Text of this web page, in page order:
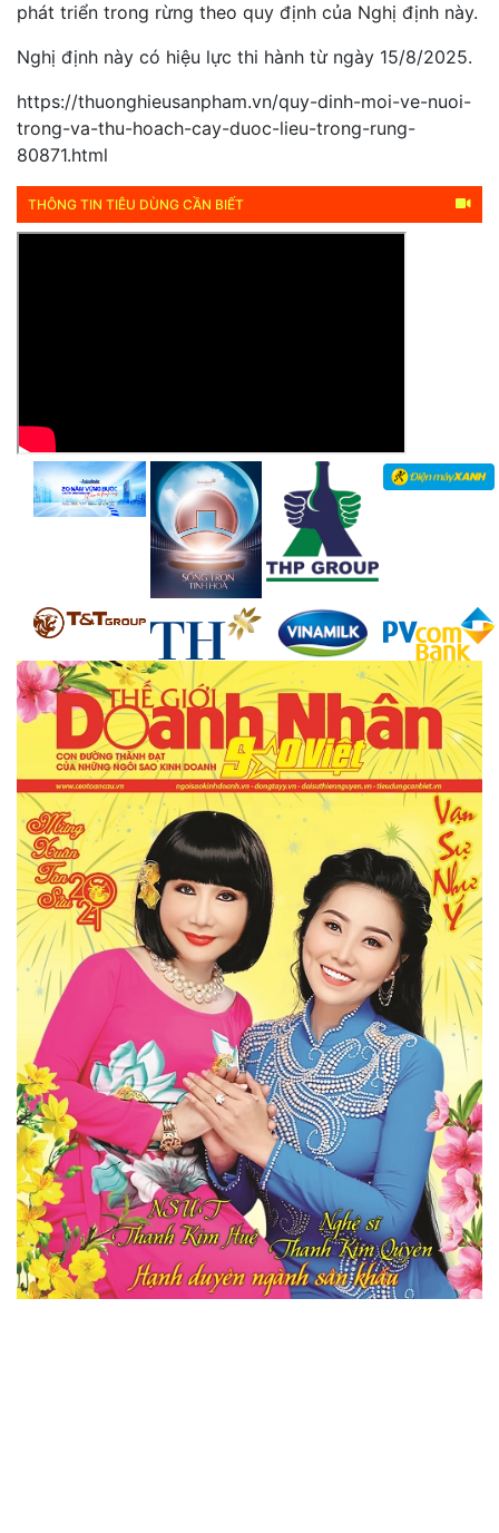
phát triển trong rừng theo quy định của Nghị định này.
Nghị định này có hiệu lực thi hành từ ngày 15/8/2025.
https://thuonghieusanpham.vn/quy-dinh-moi-ve-nuoi-
trong-va-thu-hoach-cay-duoc-lieu-trong-rung-
80871.html
THÔNG TIN TIÊU DÙNG CẦN BIẾT